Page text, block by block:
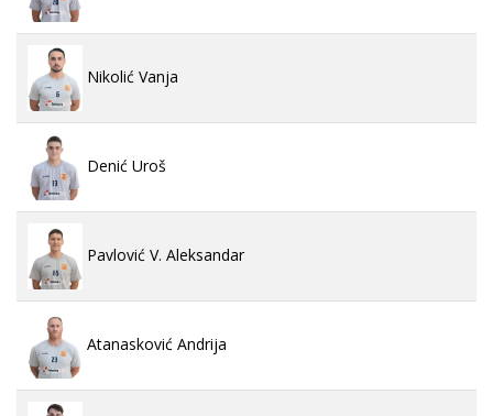
Nikolić Vanja
Denić Uroš
Pavlović V. Aleksandar
Atanasković Andrija